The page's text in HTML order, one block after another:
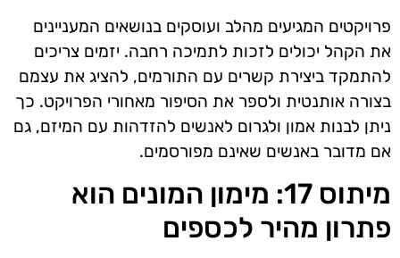
פרויקטים המגיעים מהלב ועוסקים בנושאים המעניינים
את הקהל יכולים לזכות לתמיכה רחבה. יזמים צריכים
להתמקד ביצירת קשרים עם התורמים, להציג את עצמם
בצורה אותנטית ולספר את הסיפור מאחורי הפרויקט. כך
ניתן לבנות אמון ולגרום לאנשים להזדהות עם המיזם, גם
אם מדובר באנשים שאינם מפורסמים.
מיתוס 17: מימון המונים הוא
פתרון מהיר לכספים